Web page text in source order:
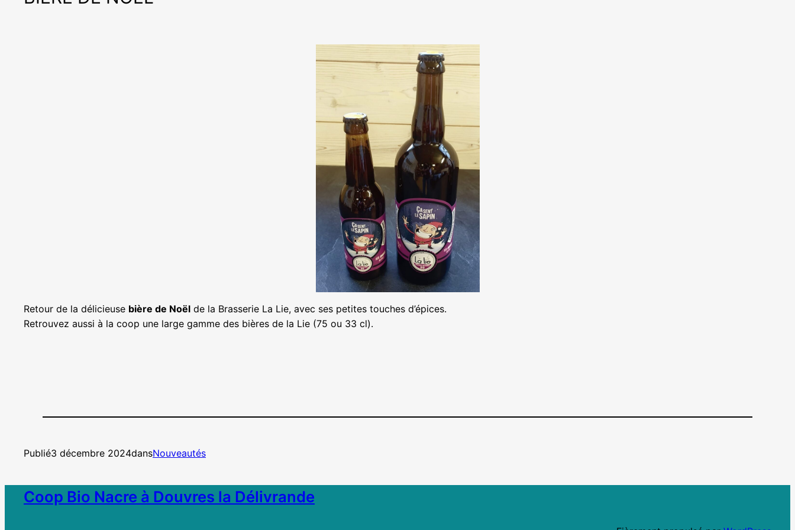
Retour de la délicieuse bière de Noël de la Brasserie La Lie, avec ses petites touches d’épices.
Retrouvez aussi à la coop une large gamme des bières de la Lie (75 ou 33 cl).
Publié3 décembre 2024dansNouveautés
Coop Bio Nacre à Douvres la Délivrande